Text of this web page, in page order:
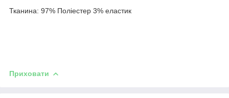
Тканина: 97% Поліестер 3% еластик
Приховати